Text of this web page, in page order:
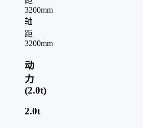
3200mm
轴
距
3200mm
动
力
(2.0t)
2.0t